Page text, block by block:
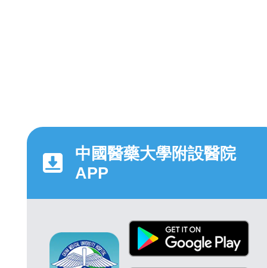
中國醫藥大學附設醫院
APP